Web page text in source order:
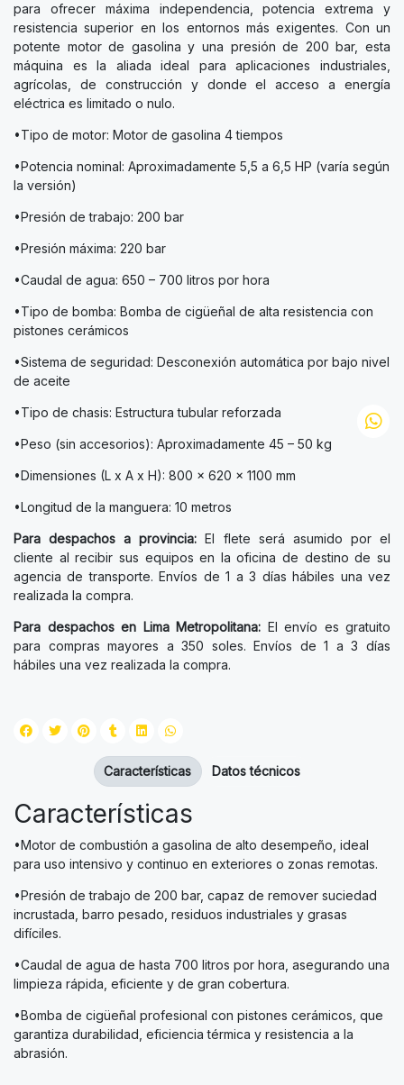
para ofrecer máxima independencia, potencia extrema y
resistencia superior en los entornos más exigentes. Con un
potente motor de gasolina y una presión de 200 bar, esta
máquina es la aliada ideal para aplicaciones industriales,
agrícolas, de construcción y donde el acceso a energía
eléctrica es limitado o nulo.
•Tipo de motor: Motor de gasolina 4 tiempos
•Potencia nominal: Aproximadamente 5,5 a 6,5 HP (varía según
la versión)
•Presión de trabajo: 200 bar
•Presión máxima: 220 bar
•Caudal de agua: 650 – 700 litros por hora
•Tipo de bomba: Bomba de cigüeñal de alta resistencia con
pistones cerámicos
•Sistema de seguridad: Desconexión automática por bajo nivel
de aceite
•Tipo de chasis: Estructura tubular reforzada
•Peso (sin accesorios): Aproximadamente 45 – 50 kg
•Dimensiones (L x A x H): 800 x 620 x 1100 mm
•Longitud de la manguera: 10 metros
Para despachos a provincia:El flete será asumido por el
cliente al recibir sus equipos en la oficina de destino de su
agencia de transporte. Envíos de 1 a 3 días hábiles una vez
realizada la compra.
Para despachos en Lima Metropolitana: El envío es gratuito
para compras mayores a 350 soles. Envíos de 1 a 3 días
hábiles una vez realizada la compra.
Características
•Motor de combustión a gasolina de alto desempeño, ideal
para uso intensivo y continuo en exteriores o zonas remotas.
•Presión de trabajo de 200 bar, capaz de remover suciedad
incrustada, barro pesado, residuos industriales y grasas
difíciles.
•Caudal de agua de hasta 700 litros por hora, asegurando una
limpieza rápida, eficiente y de gran cobertura.
•Bomba de cigüeñal profesional con pistones cerámicos, que
garantiza durabilidad, eficiencia térmica y resistencia a la
abrasión.
Características Datos técnicos